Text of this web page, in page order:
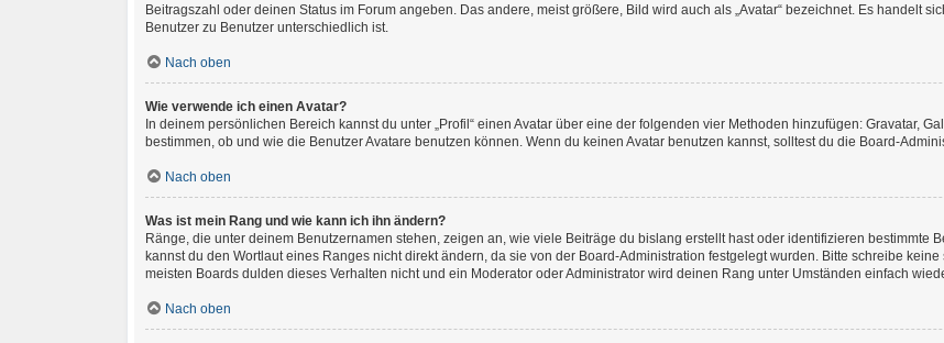
Beitragszahl oder deinen Status im Forum angeben. Das andere, meist größere, Bild wird auch als „Avatar“ bezeichnet. Es handelt
Benutzer zu Benutzer unterschiedlich ist.
Nach oben
Wie verwende ich einen Avatar?
In deinem persönlichen Bereich kannst du unter „Profil“ einen Avatar über eine der folgenden vier Methoden hinzufügen: Gravatar,
bestimmen, ob und wie die Benutzer Avatare benutzen können. Wenn du keinen Avatar benutzen kannst, solltest du die Board-
Nach oben
Was ist mein Rang und wie kann ich ihn ändern?
Ränge, die unter deinem Benutzernamen stehen, zeigen an, wie viele Beiträge du bislang erstellt hast oder identifizieren bestimmte
kannst du den Wortlaut eines Ranges nicht direkt ändern, da sie von der Board-Administration festgelegt wurden. Bitte schreibe
meisten Boards dulden dieses Verhalten nicht und ein Moderator oder Administrator wird deinen Rang unter Umständen einfach
Nach oben